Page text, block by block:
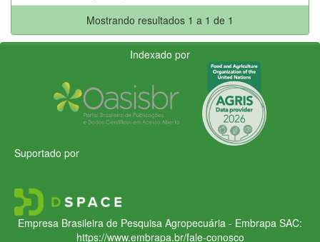
Mostrando resultados 1 a 1 de 1
Indexado por
Suportado por
Empresa Brasileira de Pesquisa Agropecuária - Embrapa SAC:
https://www.embrapa.br/fale-conosco